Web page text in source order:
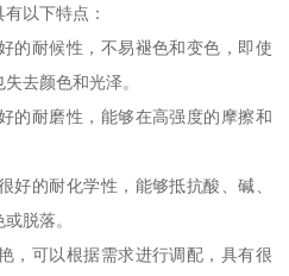
以下特点：
的耐候性，不易褪色和变色，即使
去颜色和光泽。
的耐磨性，能够在高强度的摩擦和
好的耐化学性，能够抵抗酸、碱、
脱落。
，可以根据需求进行调配，具有很